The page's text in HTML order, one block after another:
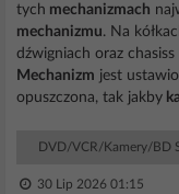
tych mechanizmach
mechanizmu. Na
dźwigniach oraz
Mechanizm jest
opuszczona, tak jakby
DVD/VCR/Kamery/BD
30 Lip 2026 01:15